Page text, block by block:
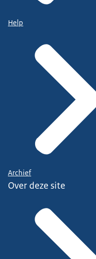
Help
Archief
Over deze site